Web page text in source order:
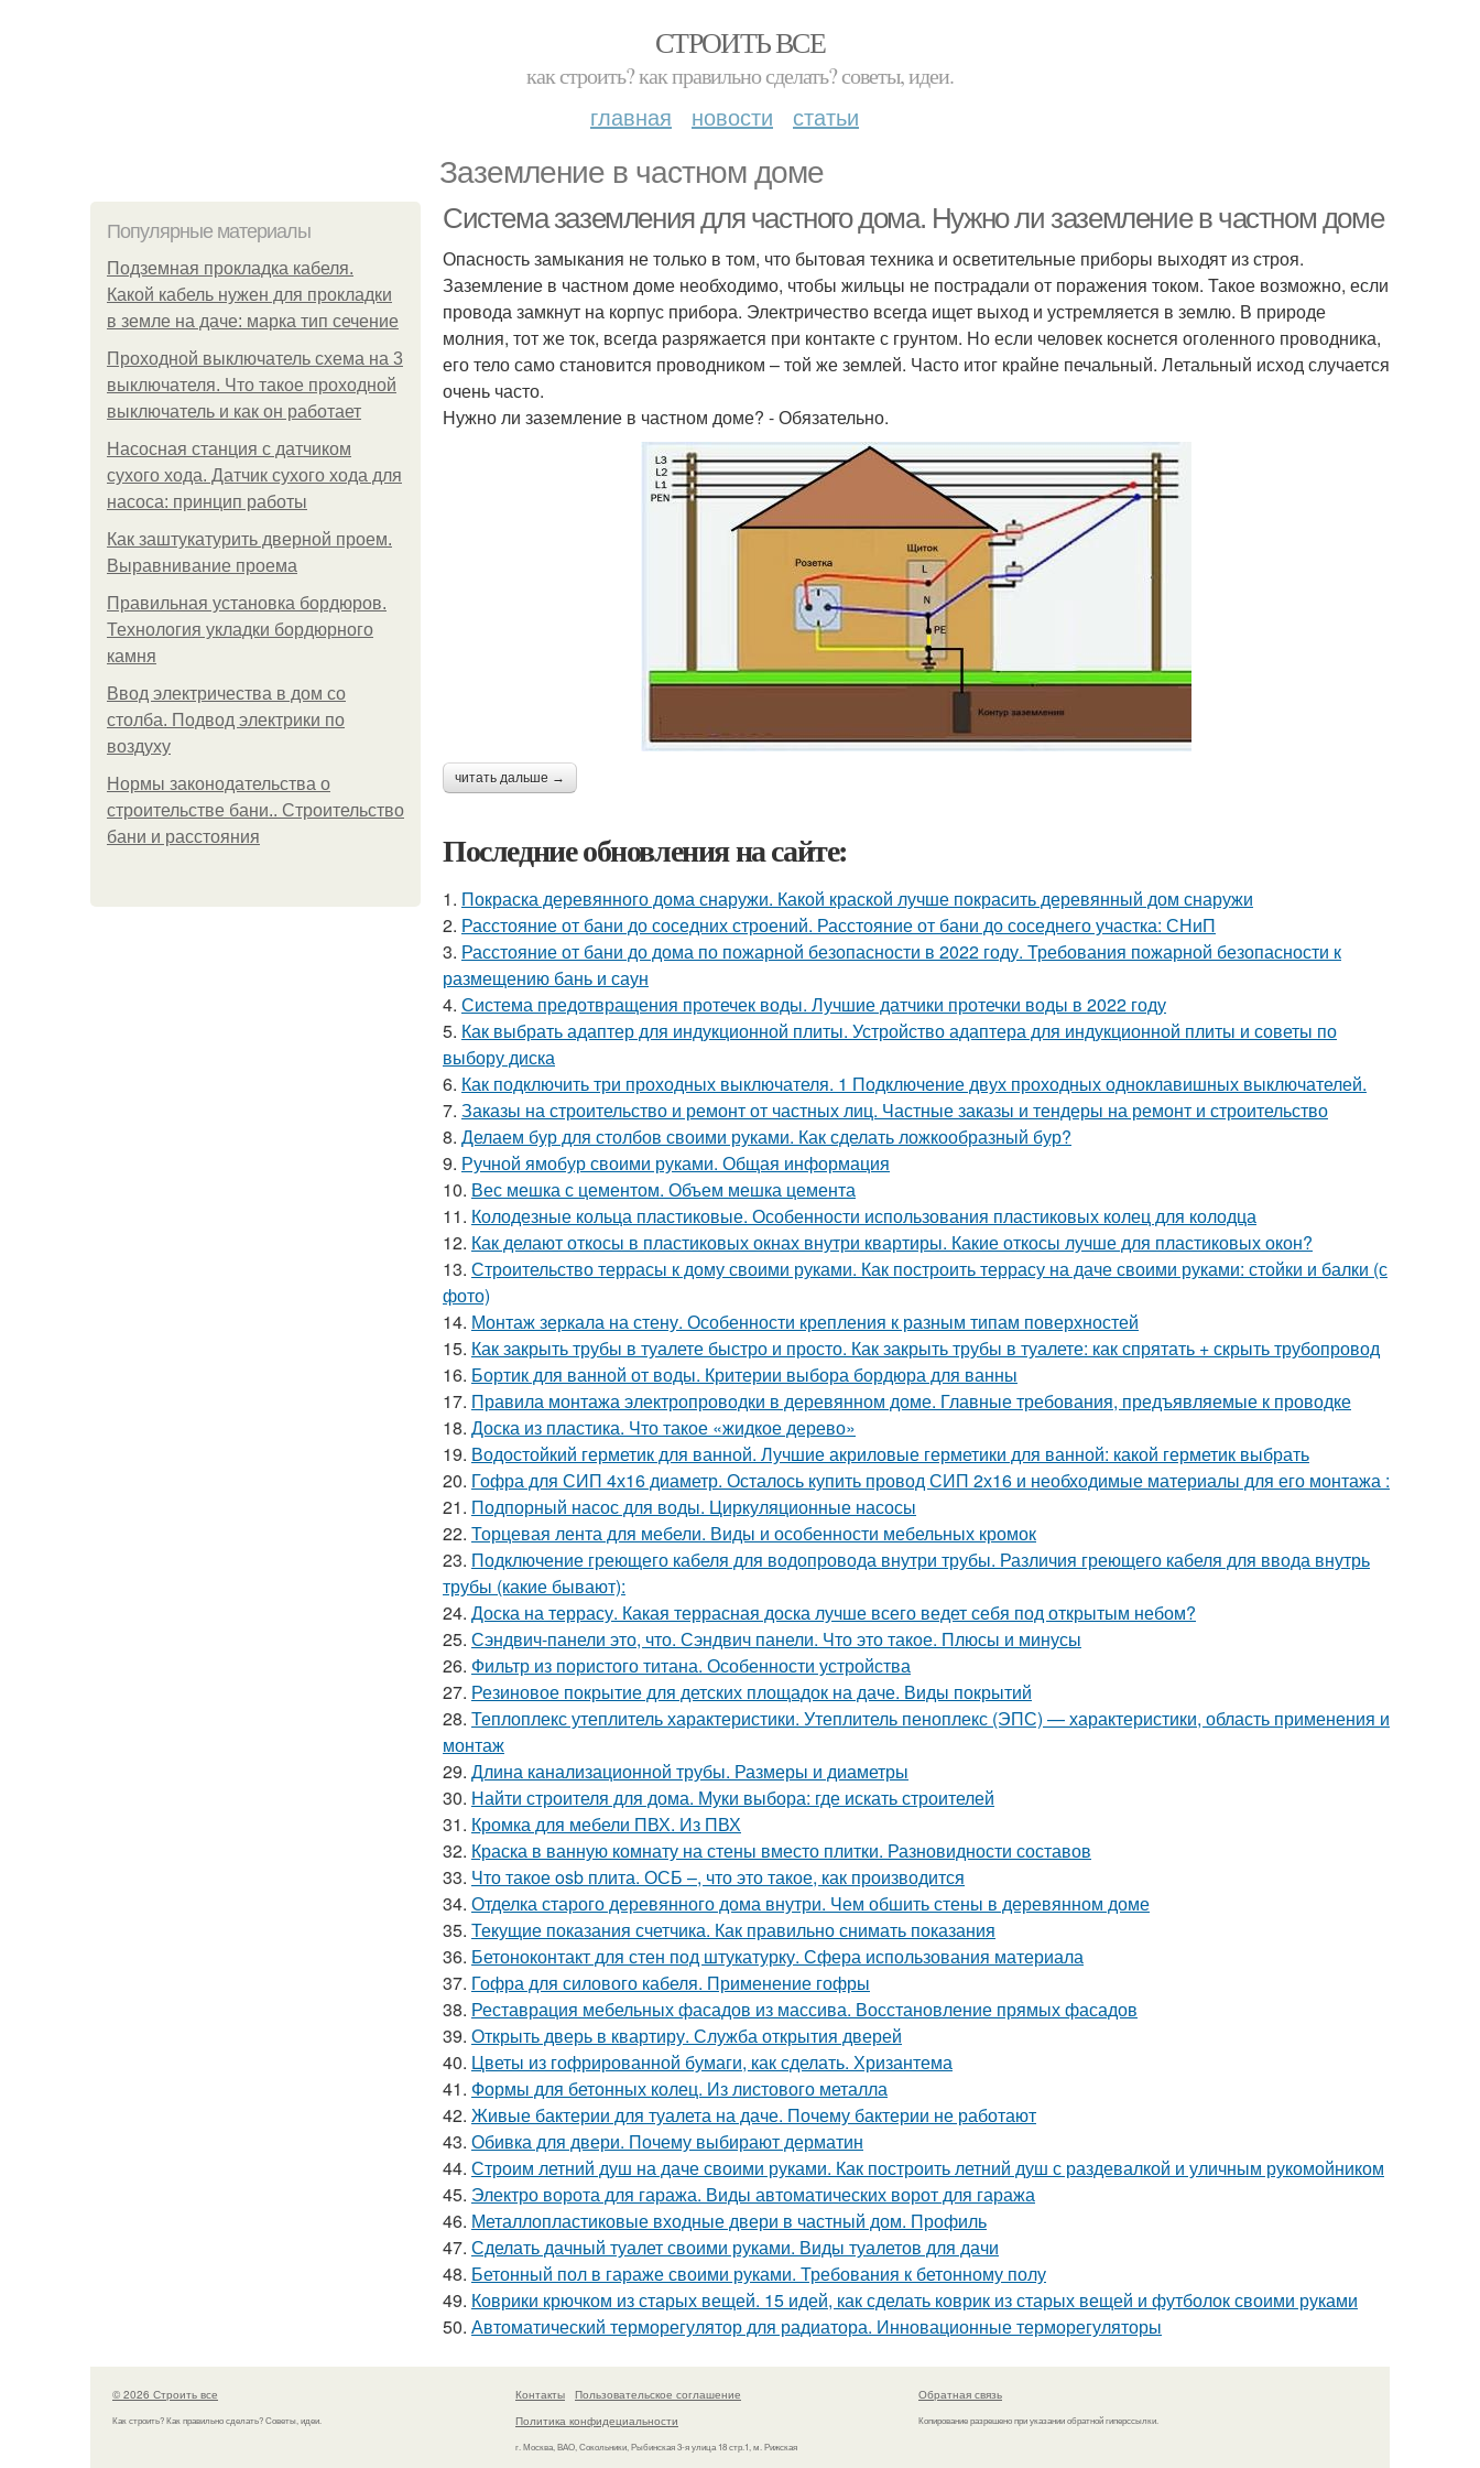
СТРОИТЬ ВСЕ
как строить? как правильно сделать? советы, идеи.
главная новости статьи
Заземление в частном доме
Популярные материалы
Подземная прокладка кабеля.
Какой кабель нужен для прокладки
в земле на даче: марка тип сечение
Проходной выключатель схема на 3
выключателя. Что такое проходной
выключатель и как он работает
Насосная станция с датчиком
сухого хода. Датчик сухого хода для
насоса: принцип работы
Как заштукатурить дверной проем.
Выравнивание проема
Правильная установка бордюров.
Технология укладки бордюрного
камня
Ввод электричества в дом со
столба. Подвод электрики по
воздуху
Нормы законодательства о
строительстве бани.. Строительство
бани и расстояния
Система заземления для частного дома. Нужно ли заземление в частном доме
Опасность замыкания не только в том, что бытовая техника и осветительные приборы выходят из строя.
Заземление в частном доме необходимо, чтобы жильцы не пострадали от поражения током. Такое возможно, если
провода замкнут на корпус прибора. Электричество всегда ищет выход и устремляется в землю. В природе
молния, тот же ток, всегда разряжается при контакте с грунтом. Но если человек коснется оголенного проводника,
его тело само становится проводником – той же землей. Часто итог крайне печальный. Летальный исход случается
очень часто.
Нужно ли заземление в частном доме? - Обязательно.
читать дальше →
Последние обновления на сайте:
1. Покраска деревянного дома снаружи. Какой краской лучше покрасить деревянный дом снаружи
2. Расстояние от бани до соседних строений. Расстояние от бани до соседнего участка: СНиП
3. Расстояние от бани до дома по пожарной безопасности в 2022 году. Требования пожарной безопасности к
размещению бань и саун
4. Система предотвращения протечек воды. Лучшие датчики протечки воды в 2022 году
5. Как выбрать адаптер для индукционной плиты. Устройство адаптера для индукционной плиты и советы по
выбору диска
6. Как подключить три проходных выключателя. 1 Подключение двух проходных одноклавишных выключателей.
7. Заказы на строительство и ремонт от частных лиц. Частные заказы и тендеры на ремонт и строительство
8. Делаем бур для столбов своими руками. Как сделать ложкообразный бур?
9. Ручной ямобур своими руками. Общая информация
10. Вес мешка с цементом. Объем мешка цемента
11. Колодезные кольца пластиковые. Особенности использования пластиковых колец для колодца
12. Как делают откосы в пластиковых окнах внутри квартиры. Какие откосы лучше для пластиковых окон?
13. Строительство террасы к дому своими руками. Как построить террасу на даче своими руками: стойки и балки (с
фото)
14. Монтаж зеркала на стену. Особенности крепления к разным типам поверхностей
15. Как закрыть трубы в туалете быстро и просто. Как закрыть трубы в туалете: как спрятать + скрыть трубопровод
16. Бортик для ванной от воды. Критерии выбора бордюра для ванны
17. Правила монтажа электропроводки в деревянном доме. Главные требования, предъявляемые к проводке
18. Доска из пластика. Что такое «жидкое дерево»
19. Водостойкий герметик для ванной. Лучшие акриловые герметики для ванной: какой герметик выбрать
20. Гофра для СИП 4х16 диаметр. Осталось купить провод СИП 2х16 и необходимые материалы для его монтажа :
21. Подпорный насос для воды. Циркуляционные насосы
22. Торцевая лента для мебели. Виды и особенности мебельных кромок
23. Подключение греющего кабеля для водопровода внутри трубы. Различия греющего кабеля для ввода внутрь
трубы (какие бывают):
24. Доска на террасу. Какая террасная доска лучше всего ведет себя под открытым небом?
25. Сэндвич-панели это, что. Сэндвич панели. Что это такое. Плюсы и минусы
26. Фильтр из пористого титана. Особенности устройства
27. Резиновое покрытие для детских площадок на даче. Виды покрытий
28. Теплоплекс утеплитель характеристики. Утеплитель пеноплекс (ЭПС) — характеристики, область применения и
монтаж
29. Длина канализационной трубы. Размеры и диаметры
30. Найти строителя для дома. Муки выбора: где искать строителей
31. Кромка для мебели ПВХ. Из ПВХ
32. Краска в ванную комнату на стены вместо плитки. Разновидности составов
33. Что такое osb плита. ОСБ –, что это такое, как производится
34. Отделка старого деревянного дома внутри. Чем обшить стены в деревянном доме
35. Текущие показания счетчика. Как правильно снимать показания
36. Бетоноконтакт для стен под штукатурку. Сфера использования материала
37. Гофра для силового кабеля. Применение гофры
38. Реставрация мебельных фасадов из массива. Восстановление прямых фасадов
39. Открыть дверь в квартиру. Служба открытия дверей
40. Цветы из гофрированной бумаги, как сделать. Хризантема
41. Формы для бетонных колец. Из листового металла
42. Живые бактерии для туалета на даче. Почему бактерии не работают
43. Обивка для двери. Почему выбирают дерматин
44. Строим летний душ на даче своими руками. Как построить летний душ с раздевалкой и уличным рукомойником
45. Электро ворота для гаража. Виды автоматических ворот для гаража
46. Металлопластиковые входные двери в частный дом. Профиль
47. Сделать дачный туалет своими руками. Виды туалетов для дачи
48. Бетонный пол в гараже своими руками. Требования к бетонному полу
49. Коврики крючком из старых вещей. 15 идей, как сделать коврик из старых вещей и футболок своими руками
50. Автоматический терморегулятор для радиатора. Инновационные терморегуляторы
© 2026 Строить все
Как строить? Как правильно сделать? Советы, идеи.
Контакты
Пользовательское соглашение
Политика конфидециальности
г. Москва, ВАО, Сокольники, Рыбинская 3-я улица 18 стр.1, м. Рижская
Обратная связь
Копирование разрешено при указании обратной гиперссылки.